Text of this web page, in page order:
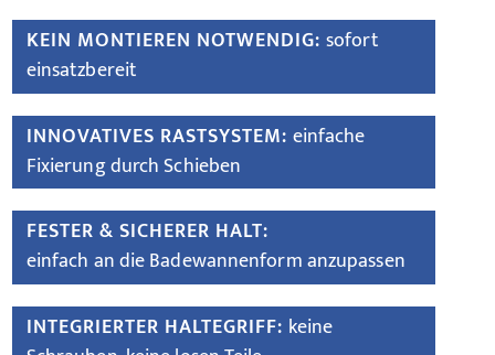
KEIN MONTIEREN NOTWENDIG: sofort
einsatzbereit
INNOVATIVES RASTSYSTEM: einfache
Fixierung durch Schieben
FESTER & SICHERER HALT:
einfach an die Badewannenform anzupassen
INTEGRIERTER HALTEGRIFF: keine